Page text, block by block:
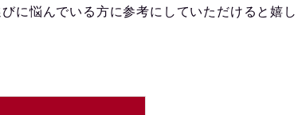
に悩んでいる方に参考にしていただけると嬉し